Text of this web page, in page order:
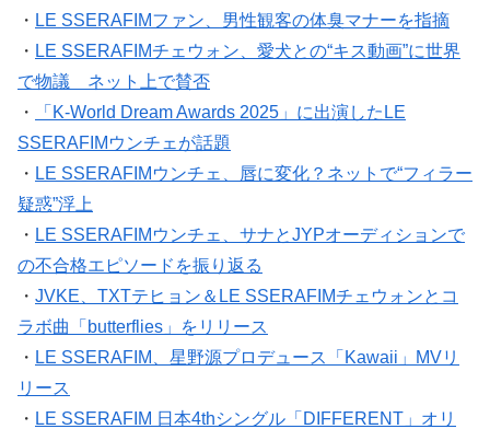
・ LE SSERAFIMファン、男性観客の体臭マナーを指摘
・ LE SSERAFIMチェウォン、愛犬との“キス動画”に世界
で物議 ネット上で賛否
・
「K-World Dream Awards 2025」に出演したLE
SSERAFIMウンチェが話題
・ LE SSERAFIMウンチェ、唇に変化？ネットで“フィラー
疑惑”浮上
・ LE SSERAFIMウンチェ、サナとJYPオーディションで
の不合格エピソードを振り返る
・ JVKE、TXTテヒョン＆LE SSERAFIMチェウォンとコ
ラボ曲「butterflies」をリリース
・ LE SSERAFIM、星野源プロデュース「Kawaii」MVリ
リース
・ LE SSERAFIM 日本4thシングル「DIFFERENT」オリ